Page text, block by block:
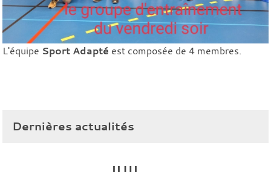
L'équipe Sport Adapté est composée de 4 membres.
Dernières actualités